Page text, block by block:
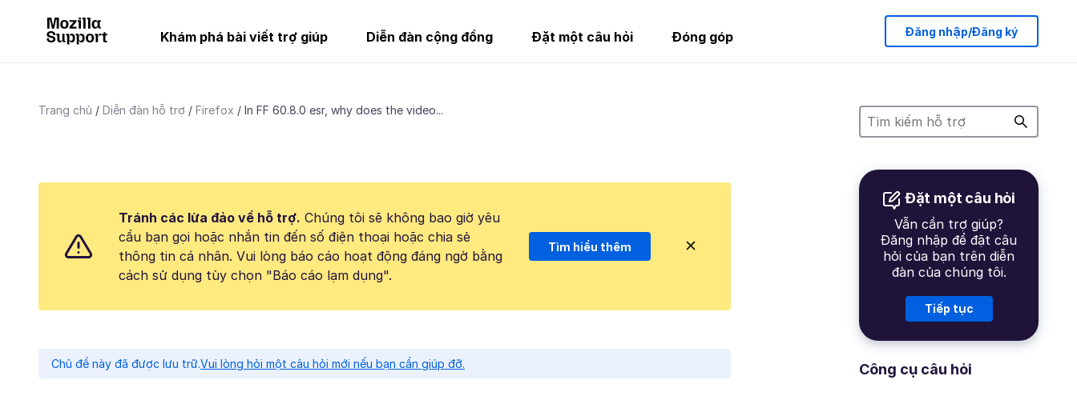
Khám phá bài viết trợ giúp Diễn đàn cộng đồng Đặt một câu hỏi Đóng góp Đăng nhập/Đăng ký
Trang chủ Diễn đàn hỗ trợ Firefox In FF 60.8.0 esr, why does the video...
Đặt một câu hỏi
Vẫn cần trợ giúp?
Đăng nhập để đặt câu
hỏi của bạn trên diễn
đàn của chúng tôi.
Tiếp tục
Công cụ câu hỏi
Tránh các lừa đảo về hỗ trợ. Chúng tôi sẽ không bao giờ yêu
cầu bạn gọi hoặc nhắn tin đến số điện thoại hoặc chia sẻ
thông tin cá nhân. Vui lòng báo cáo hoạt động đáng ngờ bằng
cách sử dụng tùy chọn "Báo cáo lạm dụng".
Tìm hiểu thêm
Chủ đề này đã được lưu trữ.Vui lòng hỏi một câu hỏi mới nếu bạn cần giúp đỡ.